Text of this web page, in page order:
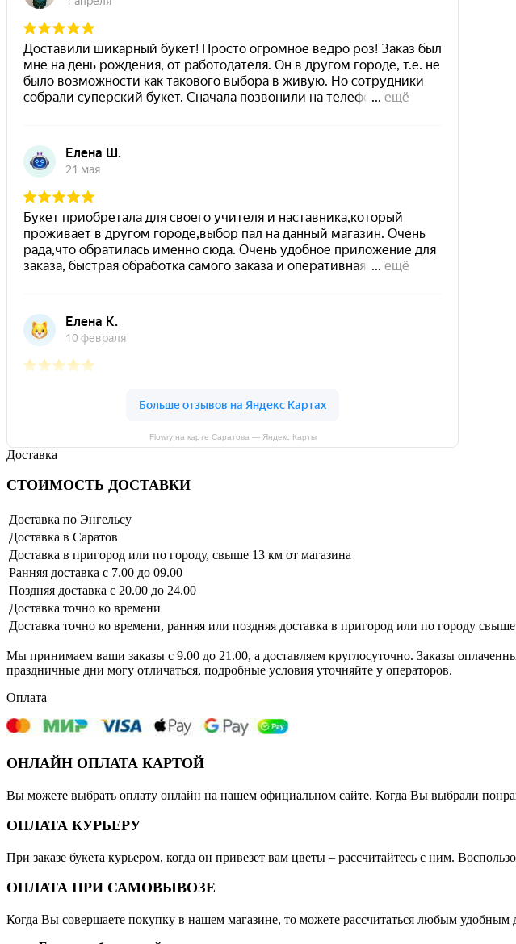
Flowry на карте Саратова — Яндекс Карты
Доставка
СТОИМОСТЬ ДОСТАВКИ
Доставка по Энгельсу
Доставка в Саратов
Доставка в пригород или по городу, свыше 13 км от магазина
Ранняя доставка с 7.00 до 09.00
Поздняя доставка с 20.00 до 24.00
Доставка точно ко времени
Доставка точно ко времени, ранняя или поздняя доставка в пригород или по городу
Мы принимаем ваши заказы с 9.00 до 21.00, а доставляем круглосуточно. Заказы
праздничные дни могу отличаться, подробные условия уточняйте у операторов.
Оплата
ОНЛАЙН ОПЛАТА КАРТОЙ
Вы можете выбрать оплату онлайн на нашем официальном сайте. Когда Вы выбрали
ОПЛАТА КУРЬЕРУ
При заказе букета курьером, когда он привезет вам цветы – рассчитайтесь с ним.
ОПЛАТА ПРИ САМОВЫВОЗЕ
Когда Вы совершаете покупку в нашем магазине, то можете рассчитаться любым